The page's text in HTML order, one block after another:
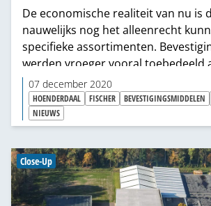
De economische realiteit van nu is
nauwelijks nog het alleenrecht
specifieke assortimenten.
werden vroeger vooral toebedeeld
ijzerwarenvakzaken, maar nu kijkt
bouwmaterialenhandel met
verkoopkansen van dat
kent die ontwikkeling een duidelijke
Aannemers en zzp’ers willen bij
slagen voor aankoop van hout en
maar er wordt ook onderkend dat
specifieke kennis vergt.
07 december 2020
HOENDERDAAL FISCHER BEVESTIGINGSMIDDELEN
NIEUWS
Close-Up